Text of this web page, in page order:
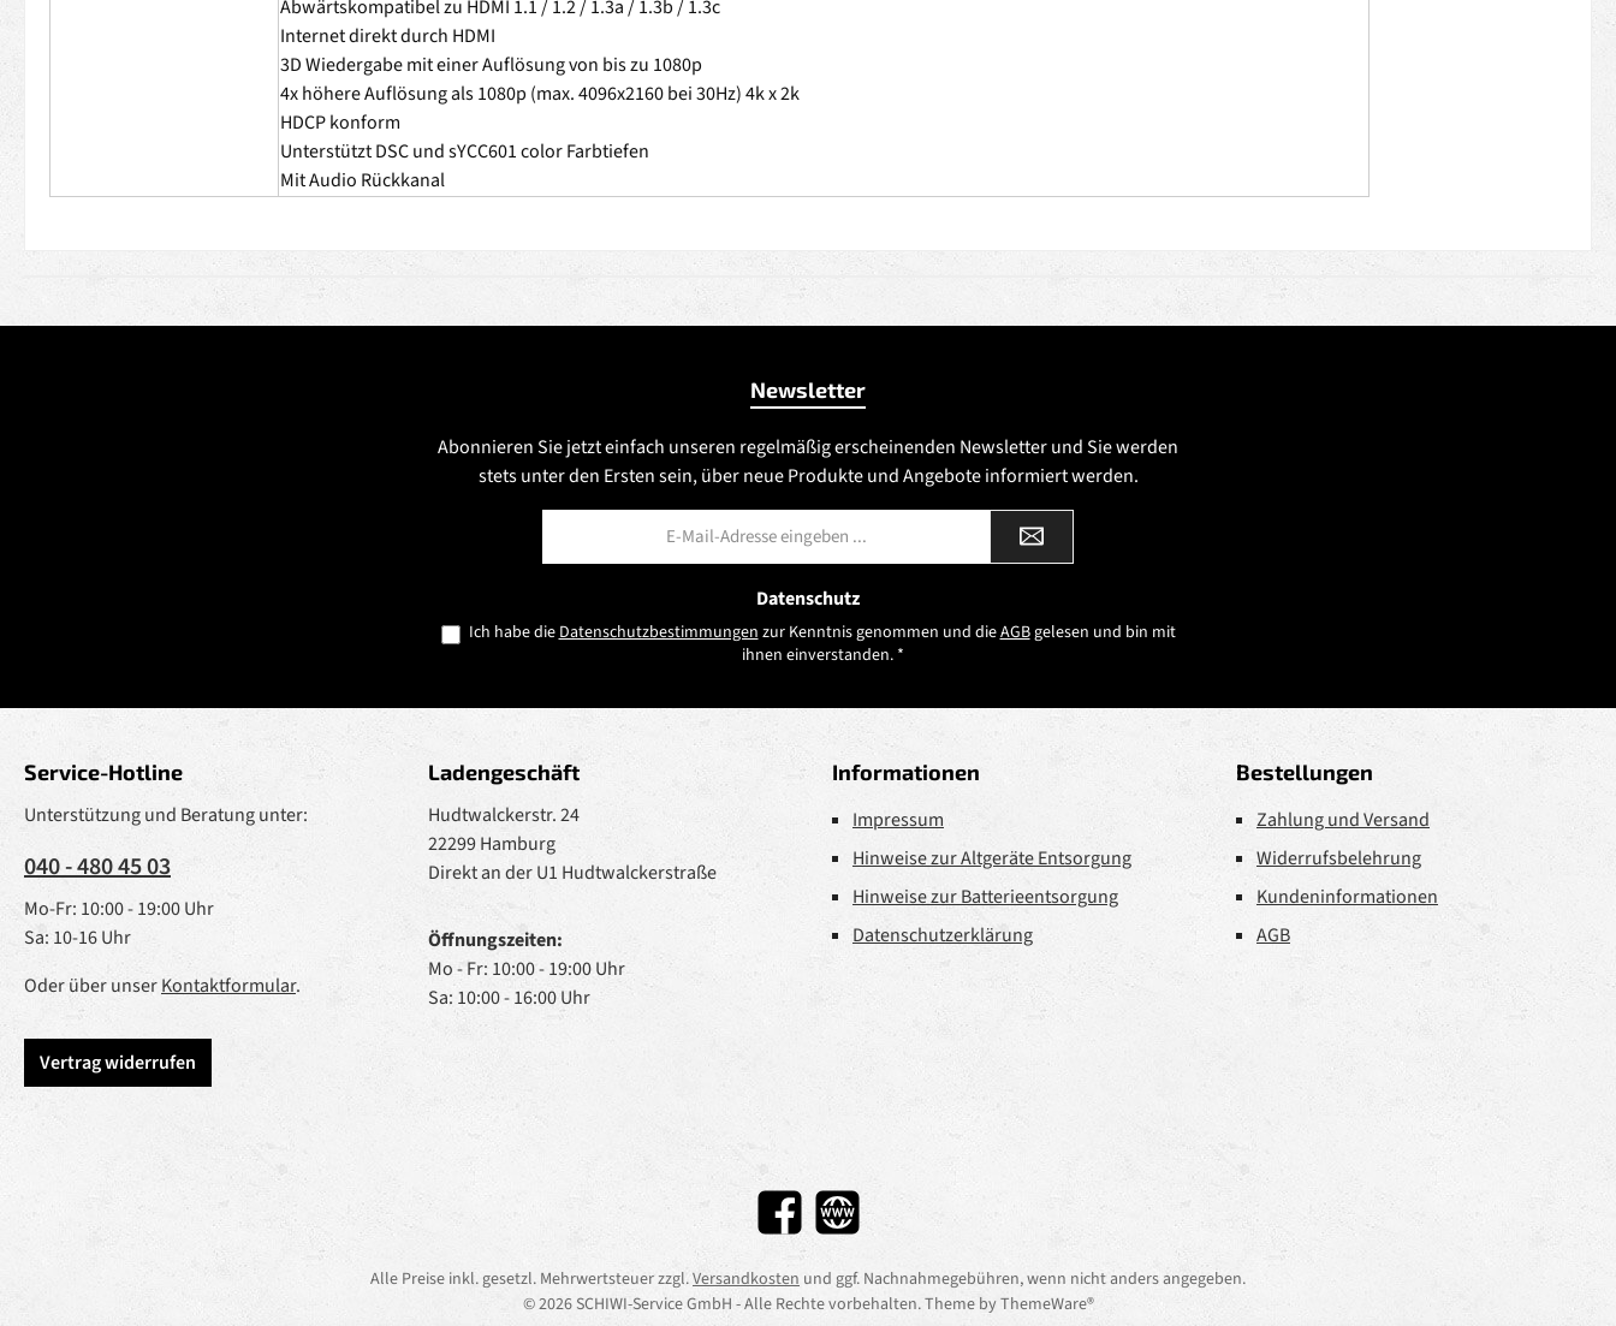
Abwärtskompatibel zu HDMI 1.1 / 1.2 / 1.3a / 1.3b / 1.3c
Internet direkt durch HDMI
3D Wiedergabe mit einer Auflösung von bis zu 1080p
4x höhere Auflösung als 1080p (max. 4096x2160 bei 30Hz) 4k x 2k
HDCP konform
Unterstützt DSC und sYCC601 color Farbtiefen
Mit Audio Rückkanal
Newsletter
Abonnieren Sie jetzt einfach unseren regelmäßig erscheinenden Newsletter und Sie werden
stets unter den Ersten sein, über neue Produkte und Angebote informiert werden.
Datenschutz
Ich habe dieDatenschutzbestimmungenzur Kenntnis genommen und dieAGBgelesen und bin mit
ihnen einverstanden. *
Service-Hotline
Unterstützung und Beratung unter:
040 - 480 45 03
Mo-Fr: 10:00 - 19:00 Uhr
Sa: 10-16 Uhr
Oder über unserKontaktformular.
Vertrag widerrufen
Ladengeschäft
Hudtwalckerstr. 24
22299 Hamburg
Direkt an der U1 Hudtwalckerstraße
Öffnungszeiten:
Mo - Fr: 10:00 - 19:00 Uhr
Sa: 10:00 - 16:00 Uhr
Informationen
Impressum
Hinweise zur Altgeräte Entsorgung
Hinweise zur Batterieentsorgung
Datenschutzerklärung
Bestellungen
Zahlung und Versand
Widerrufsbelehrung
Kundeninformationen
AGB
FacebookWebsite
Alle Preise inkl. gesetzl. Mehrwertsteuer zzgl.Versandkosten und ggf. Nachnahmegebühren, wenn nicht anders angegeben.
© 2026 SCHIWI-Service GmbH - Alle Rechte vorbehalten. Theme byThemeWare®